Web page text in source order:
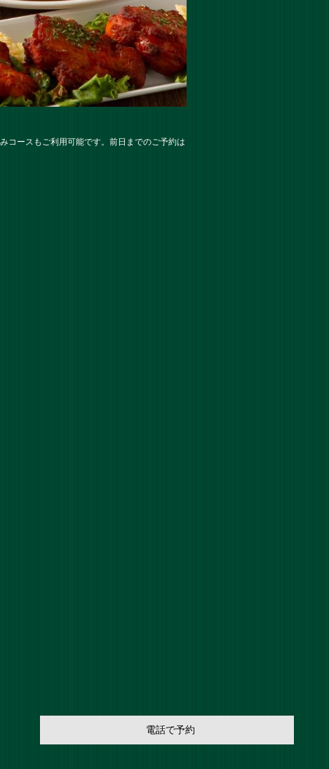
コースもご利用可能です。前日までのご予約は
電話で予約